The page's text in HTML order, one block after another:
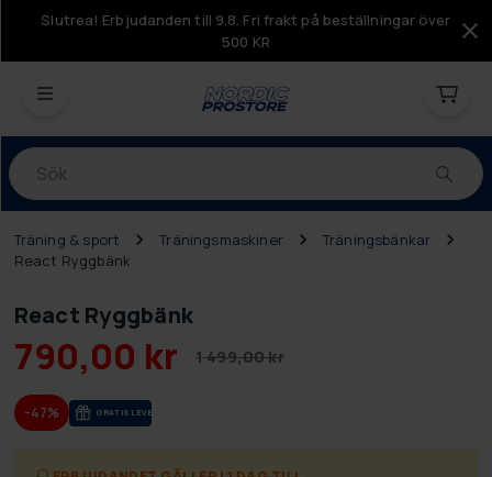
Slutrea! Erbjudanden till 9.8. Fri frakt på beställningar över
500 KR
Produkter
Träning & sport Träningsmaskiner
Träningsbänkar
React Ryggbänk
React Ryggbänk
790,00 kr 1 499,00 kr
-47% GRA­TIS LE­VE­RANS